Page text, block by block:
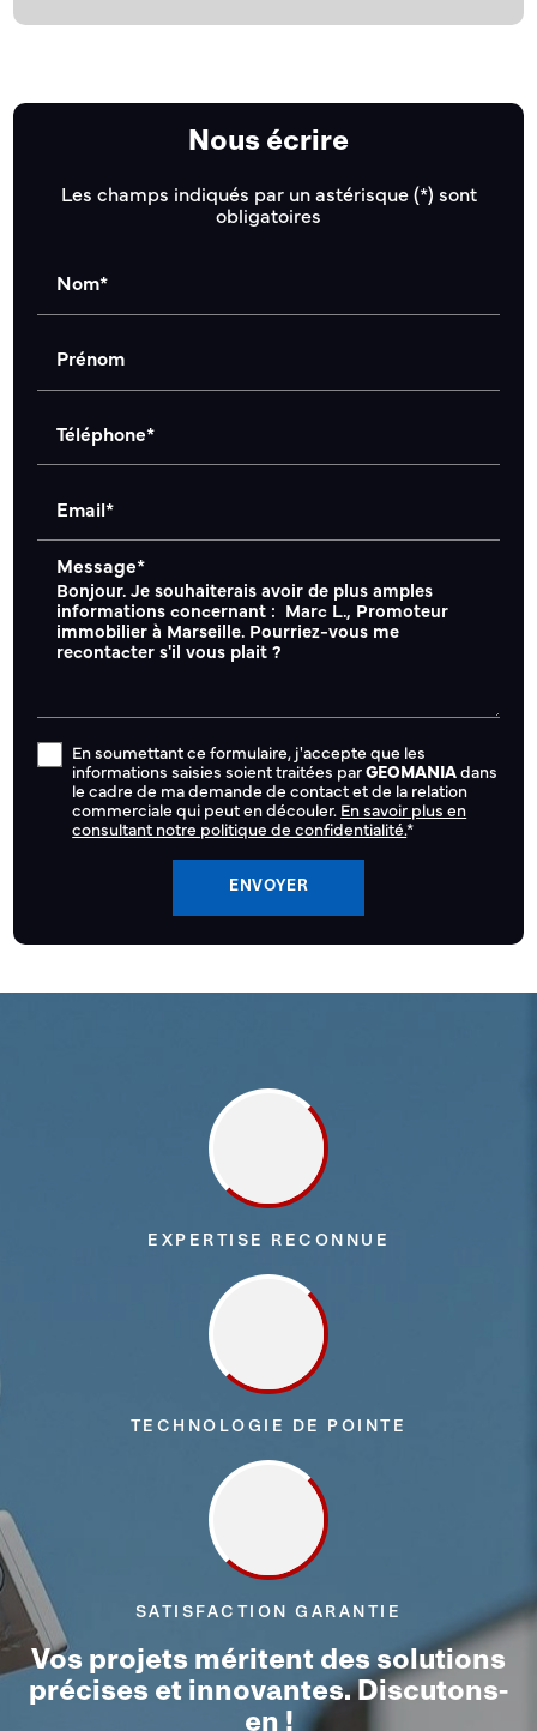
Nous écrire
Les champs indiqués par un astérisque (*) sont
obligatoires
Nom*
Prénom
Téléphone*
Email*
Message*
En soumettant ce formulaire, j'accepte que les
informations saisies soient traitées parGEOMANIAdans
le cadre de ma demande de contact et de la relation
commerciale qui peut en découler. En savoir plus en
consultant notre politique de confidentialité.*
EXPERTISE RECONNUE
TECHNOLOGIE DE POINTE
SATISFACTION GARANTIE
Vos projets méritent des solutions
précises et innovantes. Discutons-
en !